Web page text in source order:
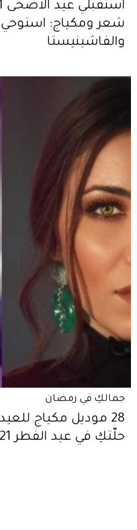
شعر ومكياج:
والفاشينيستا
جمالكِ في رمضان
28 موديل مكياج
حلّتكِ في عيد الفطر 2021